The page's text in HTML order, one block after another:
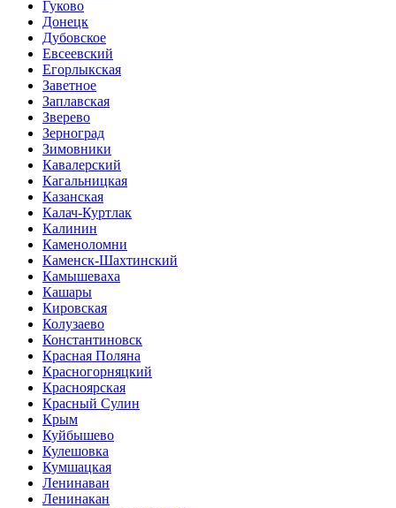
Гуково
Донецк
Дубовское
Евсеевский
Егорлыкская
Заветное
Заплавская
Зверево
Зерноград
Зимовники
Кавалерский
Кагальницкая
Казанская
Калач-Куртлак
Калинин
Каменоломни
Каменск-Шахтинский
Камышеваха
Кашары
Кировская
Колузаево
Константиновск
Красная Поляна
Красногорняцкий
Красноярская
Красный Сулин
Крым
Куйбышево
Кулешовка
Кумшацкая
Ленинаван
Ленинакан